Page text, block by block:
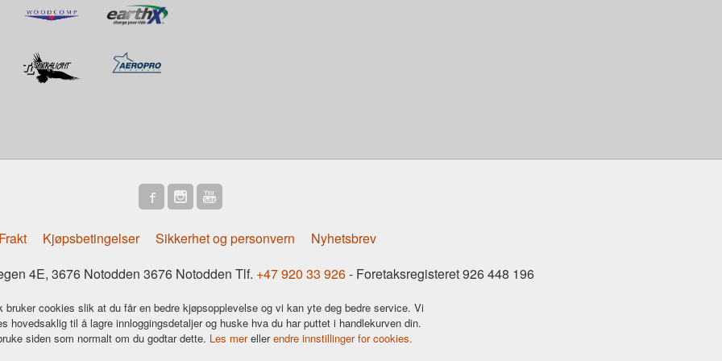
Kjøpsbetingelser Sikkerhet og personvern
Nyhetsbrev
4E, 3676 Notodden 3676 Notodden Tlf. +47 920 33 926- Foretaksregisteret 926 448 196
bruker cookies slik at du får en bedre kjøpsopplevelse og vi kan yte deg bedre service. Vi
hovedsaklig til å lagre innloggingsdetaljer og huske hva du har puttet i handlekurven din.
siden som normalt om du godtar dette. Les merellerendre innstillinger for cookies.